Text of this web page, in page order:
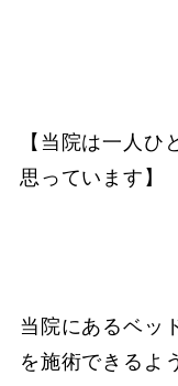
【当院は一人ひ
思っています】
当院にあるベッ
を施術できるよ